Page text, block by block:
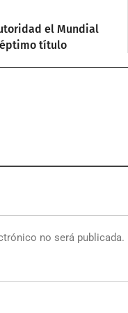
el Mundial
título
no será publicada.